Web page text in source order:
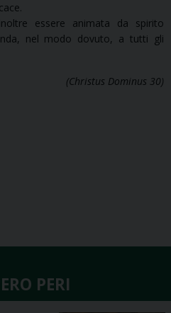
essere animata da spirito
nel modo dovuto, a tutti gli
(Christus Dominus 30)